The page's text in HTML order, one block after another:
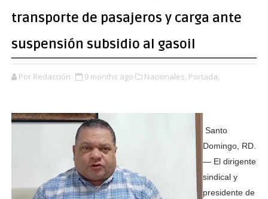
transporte de pasajeros y carga ante
suspensión subsidio al gasoil
Por Redacción 9 months ago Nacionales, Portada,
Santo
Domingo, RD.
— El dirigente
sindical y
presidente de